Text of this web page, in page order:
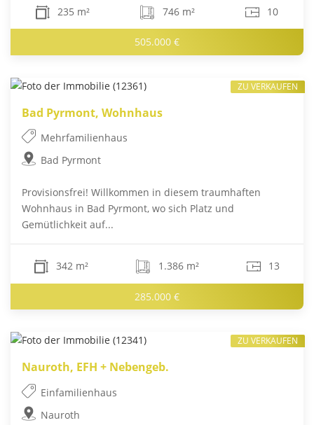
235 m² 746 m² 10
505.000 €
Bad Pyrmont, Wohnhaus
Mehrfamilienhaus
Bad Pyrmont
Provisionsfrei! Willkommen in diesem traumhaften
Wohnhaus in Bad Pyrmont, wo sich Platz und
Gemütlichkeit auf...
342 m² 1.386 m² 13
285.000 €
ZU VERKAUFEN
Nauroth, EFH + Nebengeb.
Einfamilienhaus
Nauroth
ZU VERKAUFEN